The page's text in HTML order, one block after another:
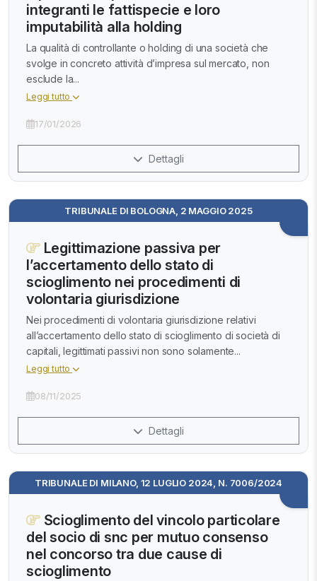
integranti le fattispecie e loro
imputabilità alla holding
La qualità di controllante o holding di una società che
svolge in concreto attività d’impresa sul mercato, non
esclude la...
Leggi tutto
17/01/2026
Dettagli
TRIBUNALE DI BOLOGNA, 2 MAGGIO 2025
Legittimazione passiva per
l’accertamento dello stato di
scioglimento nei procedimenti di
volontaria giurisdizione
Nei procedimenti di volontaria giurisdizione relativi
all’accertamento dello stato di scioglimento di società di
capitali, legittimati passivi non sono solamente...
Leggi tutto
08/11/2025
Dettagli
TRIBUNALE DI MILANO, 12 LUGLIO 2024, N. 7006/2024
Scioglimento del vincolo particolare
del socio di snc per mutuo consenso
nel concorso tra due cause di
scioglimento